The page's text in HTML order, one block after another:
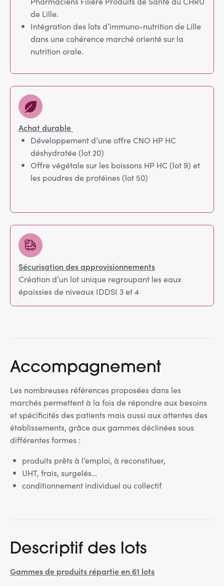
de Lille.
Intégration des lots d’immuno-nutrition de Lille
dans une cohérence marché orienté sur la
nutrition orale.
Achat durable
Développement d’une offre CNO HP HC
déshydratée (lot 20)
Offre végétale sur les boissons HP HC (lot 9) et
les poudres de protéines (lot 50)
Sécurisation des approvisionnements
Création d’un lot unique regroupant les eaux
épaissies de niveaux IDDSI 3 et 4
Accompagnement
Les nombreuses références proposées dans les
marchés permettent à la fois de répondre aux besoins
et spécificités des patients mais aussi aux attentes des
établissements, grâce aux gammes déclinées sous
différentes formes :
produits prêts à l’emploi, à reconstituer,
UHT, frais, surgelés…
conditionnement individuel ou collectif
Descriptif des lots
Gammes de produits répartie en 61 lots